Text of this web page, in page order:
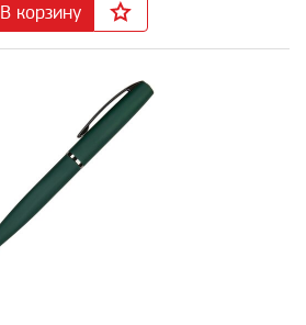
В корзину